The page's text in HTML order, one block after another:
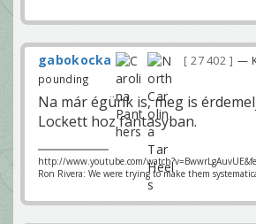
gabokocka 27 402
—
pounding
Na már égünk is, meg is
Lockett hoz fantasyban.
http://www.youtube.com/
Ron Rivera: We were trying to make them